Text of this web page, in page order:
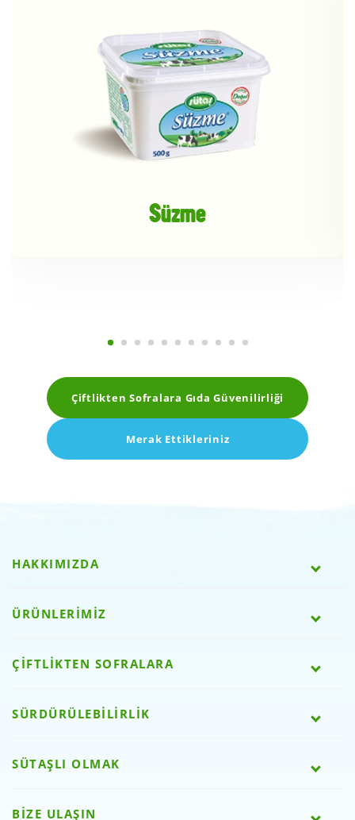
Süzme
Çiftlikten Sofralara Gıda Güvenilirliği
Merak Ettikleriniz
HAKKIMIZDA
ÜRÜNLERİMİZ
ÇİFTLİKTEN SOFRALARA
SÜRDÜRÜLEBİLİRLİK
SÜTAŞLI OLMAK
BİZE ULAŞIN